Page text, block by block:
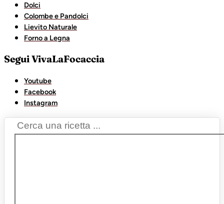
Dolci
Colombe e Pandolci
Lievito Naturale
Forno a Legna
Segui VivaLaFocaccia
Youtube
Facebook
Instagram
Search
...